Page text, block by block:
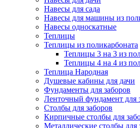
Навесы для сада
Навесы для машины из
Навесы односкатные
Теплицы
Теплицы из поликарбоната
Теплицы 3 на 3 из
Теплицы 4 на 4 из
Теплица Народная
Душевые кабины для дачи
Фундаменты для заборов
Ленточный фундамент для
Столбы для заборов
Кирпичные столбы для
Металлические столбы для